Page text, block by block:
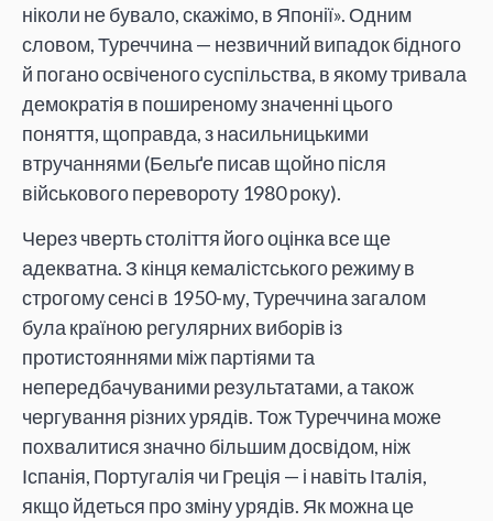
ніколи не бувало, скажімо, в Японії». Одним
словом, Туреччина — незвичний випадок бідного
й погано освіченого суспільства, в якому тривала
демократія в поширеному значенні цього
поняття, щоправда, з насильницькими
втручаннями (Бельґе писав щойно після
військового перевороту 1980 року).
Через чверть століття його оцінка все ще
адекватна. З кінця кемалістського режиму в
строгому сенсі в 1950-му, Туреччина загалом
була країною регулярних виборів із
протистояннями між партіями та
непередбачуваними результатами, а також
чергування різних урядів. Тож Туреччина може
похвалитися значно більшим досвідом, ніж
Іспанія, Португалія чи Греція — і навіть Італія,
якщо йдеться про зміну урядів. Як можна це